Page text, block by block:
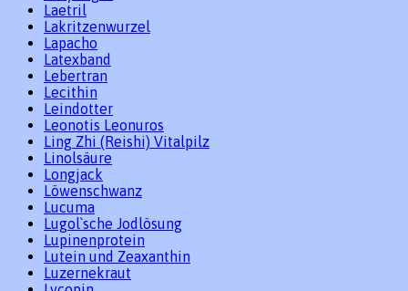
Laetril
Lakritzenwurzel
Lapacho
Latexband
Lebertran
Lecithin
Leindotter
Leonotis Leonuros
Ling Zhi (Reishi) Vitalpilz
Linolsäure
Longjack
Löwenschwanz
Lucuma
Lugol`sche Jodlösung
Lupinenprotein
Lutein und Zeaxanthin
Luzernekraut